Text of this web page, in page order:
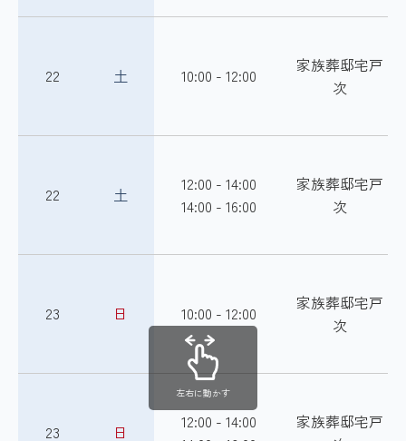
22 土 10:00 - 12:00
家族葬邸宅戸
次
22 土
12:00 - 14:00
14:00 - 16:00
家族葬邸宅戸
次
23 日 10:00 - 12:00
家族葬邸宅戸
次
23 日
12:00 - 14:00
家族葬邸宅戸
左右に動かす